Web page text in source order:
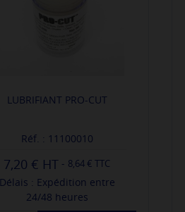
LUBRIFIANT PRO-CUT
Réf. : 11100010
7,20 € - 8,64 € TTC
Délais : Expédition entre
24/48 heures